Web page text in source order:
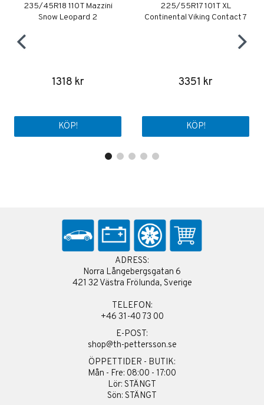
235/45R18 110T Mazzini
Snow Leopard 2
1318 kr
KÖP!
225/55R17 101T XL
Continental Viking Contact 7
3351 kr
KÖP!
ADRESS:
Norra Långebergsgatan 6
421 32 Västra Frölunda, Sverige
TELEFON:
+46 31-40 73 00
E-POST:
shop@th-pettersson.se
ÖPPETTIDER - BUTIK:
Mån - Fre: 08:00 - 17:00
Lör: STÄNGT
Sön: STÄNGT